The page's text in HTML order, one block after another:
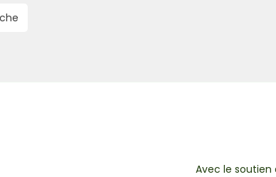
Avec le soutien